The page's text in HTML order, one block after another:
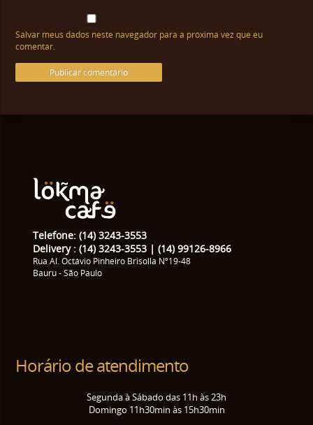
Salvar meus dados neste navegador para a próxima vez que eu
comentar.
Telefone: (14) 3243-3553
Delivery : (14) 3243-3553 | (14) 99126-8966
Rua Al. Octávio Pinheiro Brisolla Nº19-48
Bauru - São Paulo
Horário de atendimento
Segunda à Sábado das 11h às 23h
Domingo 11h30min às 15h30min